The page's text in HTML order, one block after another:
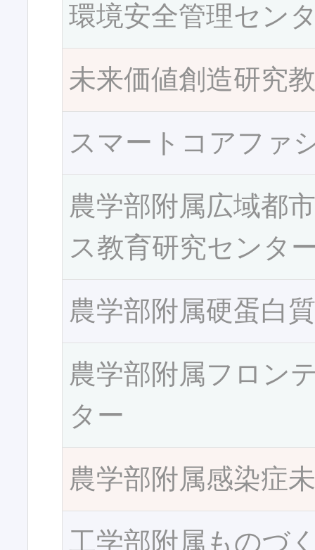
環境安全管理セン
未来価値創造研究
スマートコアファ
農学部附属広域都
ス教育研究センタ
農学部附属硬蛋白
農学部附属フロン
ター
農学部附属感染症
工学部附属ものづ